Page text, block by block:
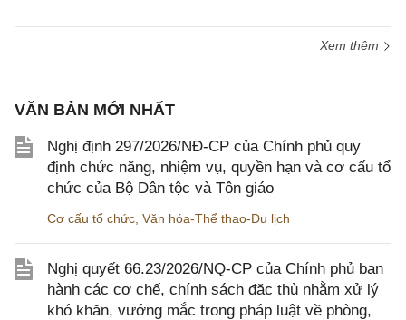
Xem thêm
VĂN BẢN MỚI NHẤT
Nghị định 297/2026/NĐ-CP của Chính phủ quy
định chức năng, nhiệm vụ, quyền hạn và cơ cấu tổ
chức của Bộ Dân tộc và Tôn giáo
Cơ cấu tổ chức Văn hóa-Thể thao-Du lịch
Nghị quyết 66.23/2026/NQ-CP của Chính phủ ban
hành các cơ chế, chính sách đặc thù nhằm xử lý
khó khăn, vướng mắc trong pháp luật về phòng,